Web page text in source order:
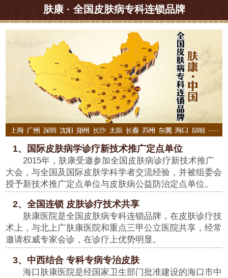
肤康 · 全国皮肤病专科连锁品牌
1、国际皮肤病学诊疗新技术推广定点单位
2015年，肤康受邀参加全国皮肤病诊疗新技术推广
大会，与全国及国际皮肤学科学者交流经验，并被组委会
授予新技术推广定点单位与皮肤病公益防治定点单位。
2、全国连锁 皮肤诊疗技术共享
肤康医院是全国皮肤病专科连锁品牌，在皮肤诊疗技
术上，与北上广肤康医院和重点三甲公立医院共享，经常
邀请权威专家会诊，在诊疗上优势明显。
3、中西结合 专科专病专治皮肤
海口肤康医院是经国家卫生部门批准建设的海口市中